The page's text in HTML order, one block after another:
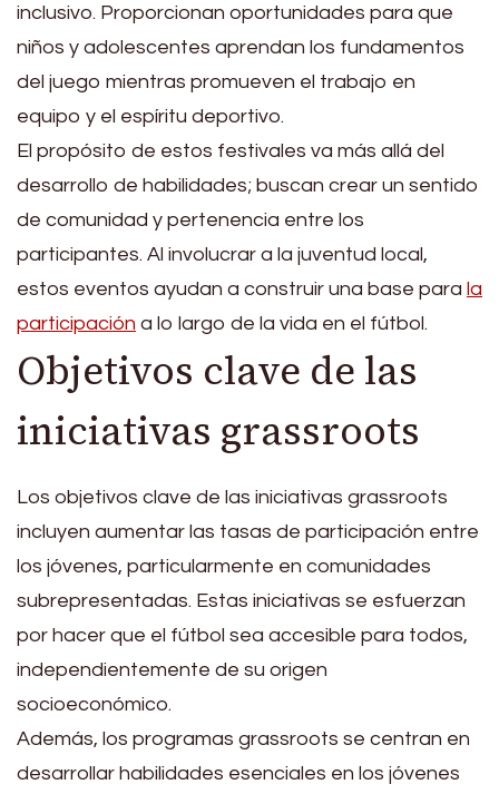
inclusivo. Proporcionan oportunidades para que
niños y adolescentes aprendan los fundamentos
del juego mientras promueven el trabajo en
equipo y el espíritu deportivo.
El propósito de estos festivales va más allá del
desarrollo de habilidades; buscan crear un sentido
de comunidad y pertenencia entre los
participantes. Al involucrar a la juventud local,
estos eventos ayudan a construir una base para la
participación a lo largo de la vida en el fútbol.
Objetivos clave de las
iniciativas grassroots
Los objetivos clave de las iniciativas grassroots
incluyen aumentar las tasas de participación entre
los jóvenes, particularmente en comunidades
subrepresentadas. Estas iniciativas se esfuerzan
por hacer que el fútbol sea accesible para todos,
independientemente de su origen
socioeconómico.
Además, los programas grassroots se centran en
desarrollar habilidades esenciales en los jóvenes